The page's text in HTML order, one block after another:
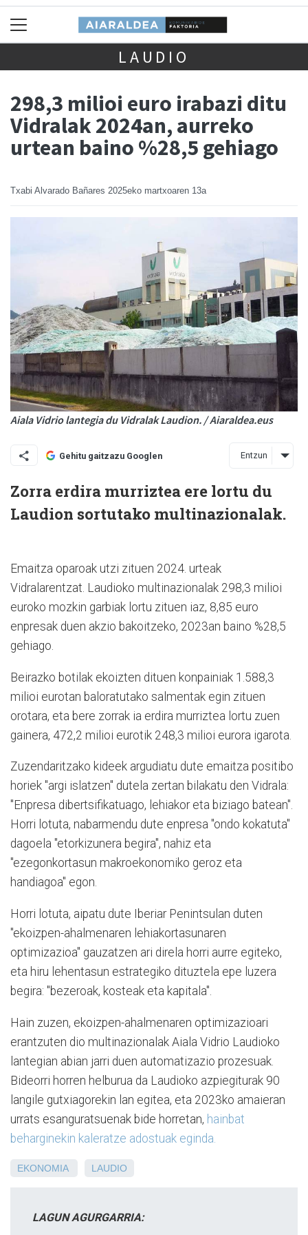
LAUDIO
298,3 milioi euro irabazi ditu
Vidralak 2024an, aurreko
urtean baino %28,5 gehiago
Txabi Alvarado Bañares 2025eko martxoaren 13a
Aiala Vidrio lantegia du Vidralak Laudion. / Aiaraldea.eus
Gehitu gaitzazu Googlen Entzun
Zorra erdira murriztea ere lortu du
Laudion sortutako multinazionalak.
Emaitza oparoak utzi zituen 2024. urteak
Vidralarentzat. Laudioko multinazionalak 298,3 milioi
euroko mozkin garbiak lortu zituen iaz, 8,85 euro
enpresak duen akzio bakoitzeko, 2023an baino %28,5
gehiago.
Beirazko botilak ekoizten dituen konpainiak 1.588,3
milioi eurotan baloratutako salmentak egin zituen
orotara, eta bere zorrak ia erdira murriztea lortu zuen
gainera, 472,2 milioi eurotik 248,3 milioi eurora igarota.
Zuzendaritzako kideek argudiatu dute emaitza positibo
horiek "argi islatzen" dutela zertan bilakatu den Vidrala:
"Enpresa dibertsifikatuago, lehiakor eta biziago batean".
Horri lotuta, nabarmendu dute enpresa "ondo kokatuta"
dagoela "etorkizunera begira", nahiz eta
"ezegonkortasun makroekonomiko geroz eta
handiagoa" egon.
Horri lotuta, aipatu dute Iberiar Penintsulan duten
"ekoizpen-ahalmenaren lehiakortasunaren
optimizazioa" gauzatzen ari direla horri aurre egiteko,
eta hiru lehentasun estrategiko dituztela epe luzera
begira: "bezeroak, kosteak eta kapitala".
Hain zuzen, ekoizpen-ahalmenaren optimizazioari
erantzuten dio multinazionalak Aiala Vidrio Laudioko
lantegian abian jarri duen automatizazio prozesuak.
Bideorri horren helburua da Laudioko azpiegiturak 90
langile gutxiagorekin lan egitea, eta 2023ko amaieran
urrats esanguratsuenak bide horretan, hainbat
beharginekin kaleratze adostuak eginda.
EKONOMIA LAUDIO
LAGUN AGURGARRIA: